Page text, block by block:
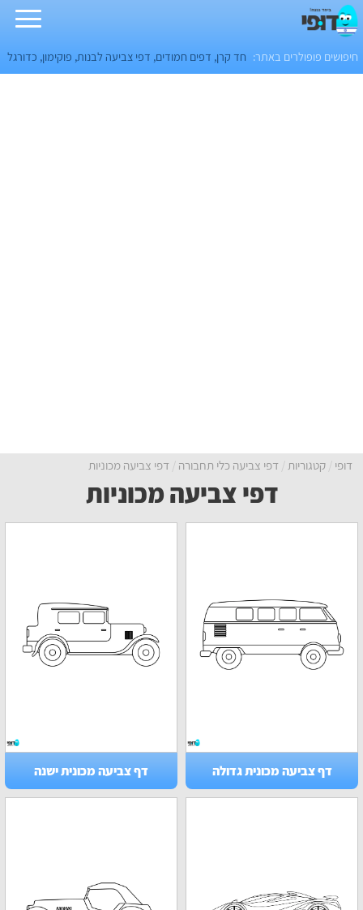
חיפושים פופולרים באתר: חד קרן, דפים חמודים, דפי צביעה לבנות, פוקימון, כדורגל
דופי קטגוריות דפי צביעה כלי תחבורה דפי צביעה מכוניות
דפי צביעה מכוניות
דף צביעה מכונית גדולה דף צביעה מכונית ישנה